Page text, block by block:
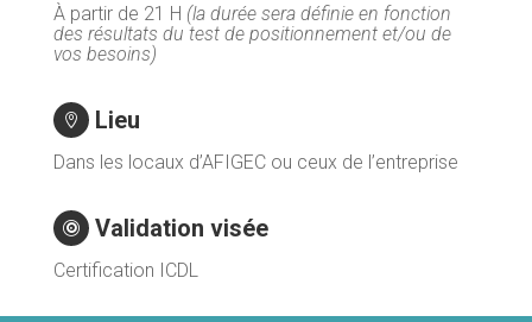
À partir de 21 H (la durée sera définie en fonction
des résultats du test de positionnement et/ou de
vos besoins)
 Lieu
Dans les locaux d’AFIGEC ou ceux de l’entreprise
 Validation visée
Certification ICDL